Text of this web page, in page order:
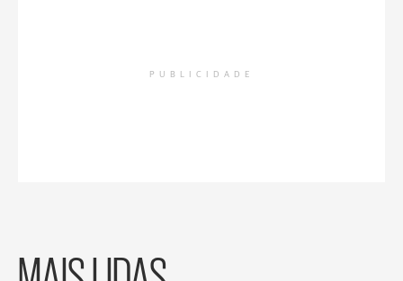
PUBLICIDADE